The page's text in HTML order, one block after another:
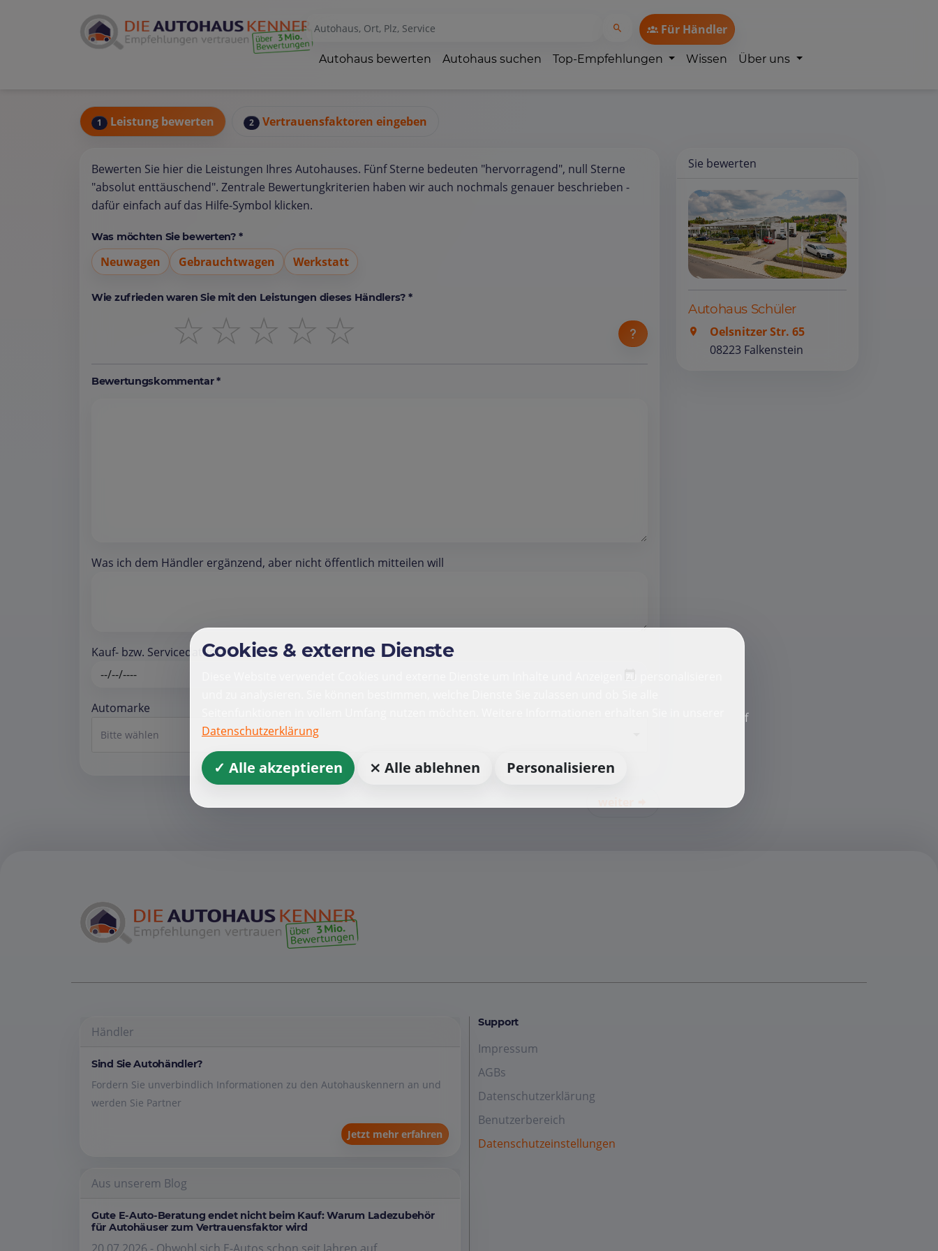
Für Händler
Autohaus bewerten Autohaus suchen Top-Empfehlungen Wissen Über uns
Sie bewerten
Autohaus Schüler
Oelsnitzer Str. 65
08223 Falkenstein
1 Leistung bewerten 2 Vertrauensfaktoren eingeben
Bewerten Sie hier die Leistungen Ihres Autohauses. Fünf Sterne bedeuten "hervorragend", null Sterne
"absolut enttäuschend". Zentrale Bewertungkriterien haben wir auch nochmals genauer beschrieben -
dafür einfach auf das Hilfe-Symbol klicken.
Was möchten Sie bewerten? *
Neuwagen Gebrauchtwagen Werkstatt
Wie zufrieden waren Sie mit den Leistungen dieses Händlers? *
☆
☆
☆
☆
☆
Bewertungskommentar *
Was ich dem Händler ergänzend, aber nicht öffentlich mitteilen will
Kauf- bzw. Servicedatum *
Automarke
Bitte wählen
Händler
Sind Sie Autohändler?
Fordern Sie unverbindlich Informationen zu den Autohauskennern an und
werden Sie Partner
Jetzt mehr erfahren
Aus unserem Blog
Gute E-Auto-Beratung endet nicht beim Kauf: Warum Ladezubehör
für Autohäuser zum Vertrauensfaktor wird
Support
Impressum
AGBs
Datenschutzerklärung
Benutzerbereich
Datenschutzeinstellungen
Cookies & externe Dienste
Diese Website verwendet Cookies und externe Dienste um Inhalte und Anzeigen zu personalisieren
Datenschutzerklärung
✓ Alle akzeptieren ⨯ Alle ablehnen Personalisieren
f